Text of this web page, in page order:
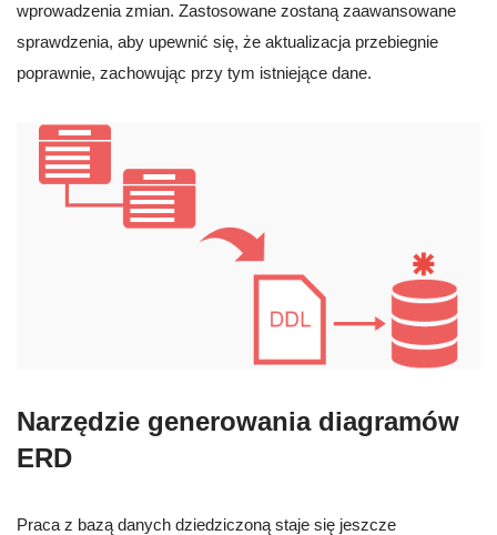
wprowadzenia zmian. Zastosowane zostaną zaawansowane
sprawdzenia, aby upewnić się, że aktualizacja przebiegnie
poprawnie, zachowując przy tym istniejące dane.
Narzędzie generowania diagramów
ERD
Praca z bazą danych dziedziczoną staje się jeszcze